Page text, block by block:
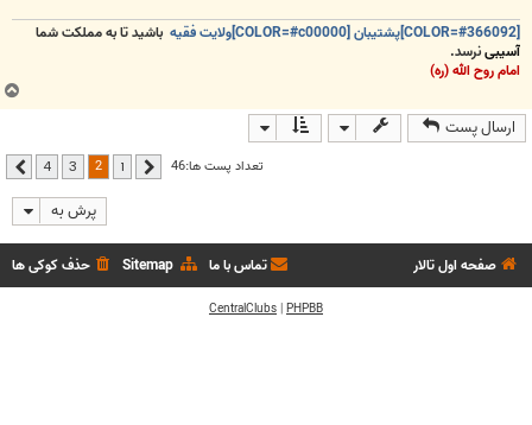
باشید تا به مملکت شما
آسیبینرسد.
امام روح الله (ره)
ب
ا
ارسال پست
تعداد پست ها:46 قبلی 2
3
4 بعدی
پرش به
صفحه اول تالار حذف کوکی ها Sitemap تماس با ما
PHPBB
|
CentralClubs